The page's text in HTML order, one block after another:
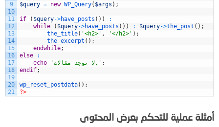
9
10
11
12
13
14
15
16
17
18
19
20
21
$query = new WP_Query( $args ) ;
if ( $query->have_posts ( ) )
:
while
( $query->have_posts ( ) ) : $query->the_post ( ) ;
the_title( '<h2>' , '</h2>' ) ;
the_excerpt ( ) ;
endwhile;
else
:
echo
'لا توجد مقالات.' ;
endif;
wp_reset_postdata( ) ;
?>
أمثلة عملية للتحكم بعرض المحتوى